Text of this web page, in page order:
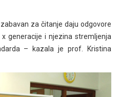
za čitanje daju odgovore
generacije i njezina stremljenja
– kazala je prof. Kristina